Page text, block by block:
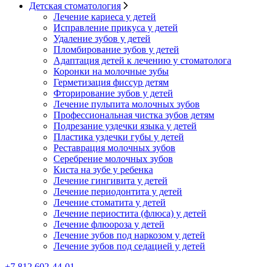
Детская стоматология
Лечение кариеса у детей
Исправление прикуса у детей
Удаление зубов у детей
Пломбирование зубов у детей
Адаптация детей к лечению у стоматолога
Коронки на молочные зубы
Герметизация фиссур детям
Фторирование зубов у детей
Лечение пульпита молочных зубов
Профессиональная чистка зубов детям
Подрезание уздечки языка у детей
Пластика уздечки губы у детей
Реставрация молочных зубов
Серебрение молочных зубов
Киста на зубе у ребенка
Лечение гингивита у детей
Лечение периодонтита у детей
Лечение стоматита у детей
Лечение периостита (флюса) у детей
Лечение флюороза у детей
Лечение зубов под наркозом у детей
Лечение зубов под седацией у детей